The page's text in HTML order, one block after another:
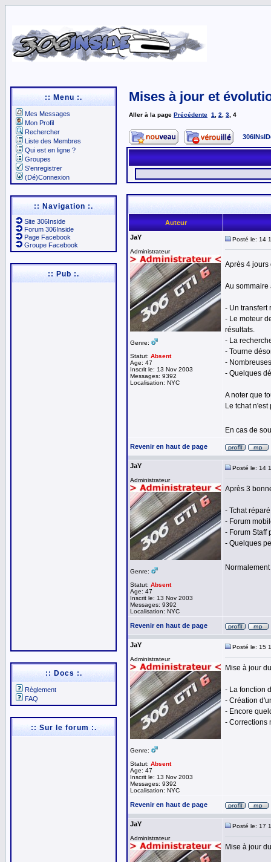
:: Menu :.
Mes Messages
Mon Profil
Rechercher
Liste des Membres
Qui est en ligne ?
Groupes
S'enregistrer
(Dé)Connexion
:: Navigation :.
Site 306Inside
Forum 306Inside
Page Facebook
Groupe Facebook
:: Pub :.
:: Docs :.
Règlement
FAQ
:: Sur le forum :.
Mises à jour et
Aller à la page Précédente 1 2 3 4
Auteur
JaY
Administrateur
Genre:
Statut: Absent
Age: 47
Inscrit le: 13 Nov 2003
Messages: 9392
Localisation: NYC
Posté le: 14
Après 4 jours
Au sommaire
- Un transfert
- Le moteur
résultats.
- La
- Tourne
-
- Quelques
A noter que
Le tchat
En cas de
Revenir en haut de page
JaY
Administrateur
Genre:
Statut: Absent
Age: 47
Inscrit le: 13 Nov 2003
Messages: 9392
Localisation: NYC
Posté le: 14
Après 3
- Tchat
- Forum
- Forum Staff
- Quelques
Revenir en haut de page
JaY
Administrateur
Genre:
Statut: Absent
Age: 47
Inscrit le: 13 Nov 2003
Messages: 9392
Localisation: NYC
Posté le: 15
Mise à jour
- La fonction
- Création
- Encore
- Corrections
Revenir en haut de page
JaY
Administrateur
Posté le: 17
Mise à jour